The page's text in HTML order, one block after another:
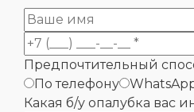
Предпочтительный
По телефону
Какая б/у опалубка вас